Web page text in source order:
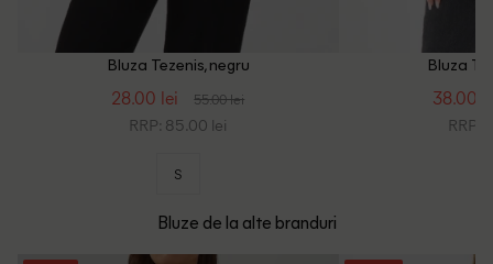
Bluza Tezenis, negru
28.00 lei 55.00 lei
RRP: 85.00 lei
S
Bluza
38.00
RRP:
Bluze de la alte branduri